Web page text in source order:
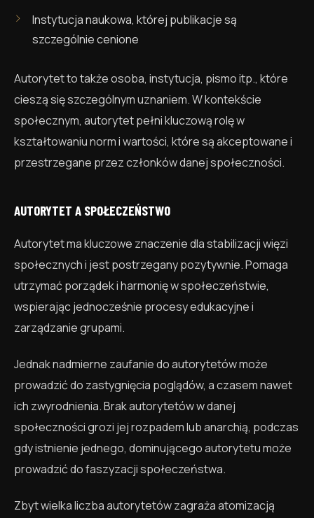
Instytucja naukowa, której publikacje są
szczególnie cenione
Autorytet to także osoba, instytucja, pismo itp., które
cieszą się szczególnym uznaniem. W kontekście
społecznym, autorytet pełni kluczową rolę w
kształtowaniu norm i wartości, które są akceptowane i
przestrzegane przez członków danej społeczności.
AUTORYTET A SPOŁECZEŃSTWO
Autorytet ma kluczowe znaczenie dla stabilizacji więzi
społecznych i jest postrzegany pozytywnie. Pomaga
utrzymać porządek i harmonię w społeczeństwie,
wspierając jednocześnie procesy edukacyjne i
zarządzanie grupami.
Jednak nadmierne zaufanie do autorytetów może
prowadzić do zastygnięcia poglądów, a czasem nawet
ich zwyrodnienia. Brak autorytetów w danej
społeczności grozi jej rozpadem lub anarchią, podczas
gdy istnienie jednego, dominującego autorytetu może
prowadzić do faszyzacji społeczeństwa.
Zbyt wielka liczba autorytetów zagraża atomizacją